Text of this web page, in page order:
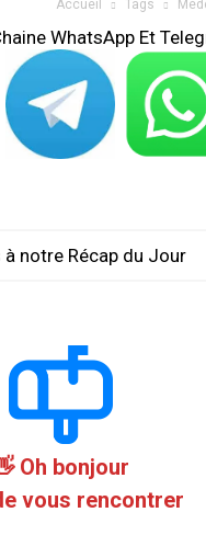
Accueil Tags
WhatsApp Et
notre Récap du Jour
Oh bonjour 👋
vous rencontrer.